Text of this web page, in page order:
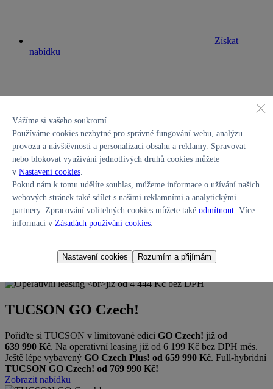
Získat
nabídku
Konfigurátor
Akční nabídky
Operativní leasing
již od 4 444 Kč bez DPH
Pronajměte si modeli30 Kombi nebo TUCSONz Nošovic
v bohaté výbavě GO Czech! s nízkou měsíční splátkou.
TUCSON GO Czech!
Pořiďte si TUCSON v limitované edici GO Czech! již od
639 990 Kč. Na operativní leasing již od 6 199 Kč bez DPH měs.
Ještě lépe vybavený GO Czech Plus! od 659 990 Kč. Full-hybridní
TUCSON GO Czech! od 769 990 Kč!
Zobrazit nabídku
Vážíme si vašeho soukromí
Používáme cookies nezbytné pro správné fungování webu, analýzu
provozu a návštěvnosti a personalizaci obsahu a reklamy. Spravovat
nebo blokovat využívání jednotlivých druhů cookies můžete
v Nastavení cookies
Pokud nám k tomu udělíte souhlas, můžeme informace o užívání našich
webových stránek také sdílet s našimi reklamními a analytickými
partnery. Zpracování volitelných cookies můžete také odmítnout . Více
informací v Zásadách používání cookies
Nastavení cookies Rozumím a přijímám